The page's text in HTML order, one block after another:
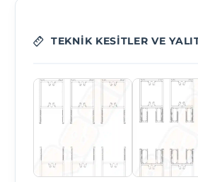
TEKNIK KESITLER VE